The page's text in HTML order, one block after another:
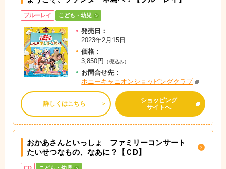
ブルーレイ こども・幼児
発売日：
2023年2月15日
価格：
3,850円
（税込み）
お問合せ先：
ポニーキャニオンショッピングクラブ
詳しくはこちら
ショッピング
サイトへ
おかあさんといっしょ ファミリーコンサート
たいせつなもの、なあに？【ＣD】